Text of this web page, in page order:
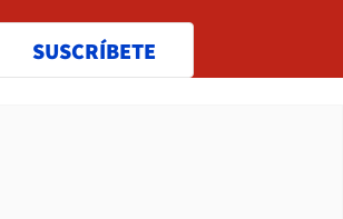
SUSCRÍBETE